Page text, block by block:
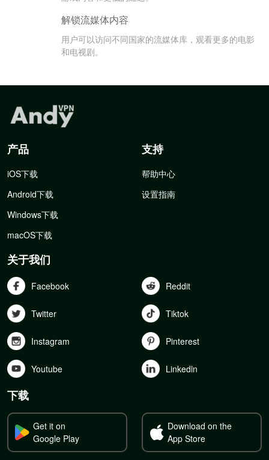
解锁流媒体内容
用户可以访问不同国家的流媒体库，观看更多的电影
和电视剧。
产品
iOS下载
Android下载
Windows下载
macOS下载
支持
帮助中心
设置指南
关于我们
Facebook Reddit
Twitter Tiktok
Instagram Pinterest
Youtube Linkedln
下载
Get it on
Google Play
Download on the
App Store